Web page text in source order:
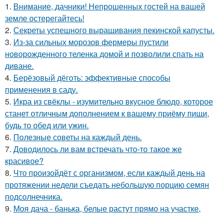
1. Внимание, дачники! Непрошенных гостей на вашей
земле остерегайтесь!
2. Секреты успешного выращивания пекинской капусты.
3. Из-за сильных морозов фермеры пустили
новорожденного теленка домой и позволили спать на
диване.
4. Берёзовый дёготь: эффективные способы
применения в саду.
5. Икра из свёклы - изумительно вкусное блюдо, которое
станет отличным дополнением к вашему приёму пищи,
будь то обед или ужин.
6. Полезные советы на каждый день.
7. Доводилось ли вам встречать что-то такое же
красивое?
8. Что произойдёт с организмом, если каждый день на
протяжении недели съедать небольшую порцию семян
подсолнечника.
9. Моя дача - банька, белые растут прямо на участке,